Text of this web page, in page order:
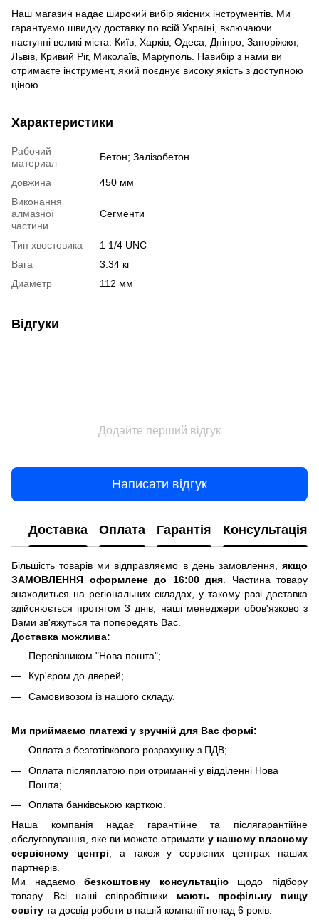
Наш магазин надає широкий вибір якісних інструментів. Ми
гарантуємо швидку доставку по всій Україні, включаючи
наступні великі міста: Київ, Харків, Одеса, Дніпро, Запоріжжя,
Львів, Кривий Ріг, Миколаїв, Маріуполь. Навибір з нами ви
отримаєте інструмент, який поєднує високу якість з доступною
ціною.
Характеристики
Рабочий
материал
Бетон; Залізобетон
довжина
450 мм
Виконання
алмазної
частини
Сегменти
Тип хвостовика
1 1/4 UNC
Вага
3.34 кг
Диаметр
112 мм
Відгуки
Додайте перший відгук
Написати відгук
Доставка Оплата Гарантія Консультація
Більшість товарів ми відправляємо в день замовлення, якщо
ЗАМОВЛЕННЯ оформлене до 16:00 дня . Частина товару
знаходиться на регіональних складах, у такому разі доставка
здійснюється протягом 3 днів, наші менеджери обов'язково з
Вами зв'яжуться та попередять Вас.
Доставка можлива:
Перевізником "Нова пошта";
Кур'єром до дверей;
Самовивозом із нашого складу.
Ми приймаємо платежі у зручній для Вас формі:
Оплата з безготівкового розрахунку з ПДВ;
Оплата післяплатою при отриманні у відділенні Нова
Пошта;
Оплата банківською карткою.
Наша компанія надає гарантійне та післягарантійне
обслуговування, яке ви можете отримати у нашому власному
сервісному центрі, а також у сервісних центрах наших
партнерів.
Ми надаємобезкоштовну консультаціющодо підбору
товару. Всі наші співробітники мають профільну вищу
освіту та досвід роботи в нашій компанії понад 6 років.